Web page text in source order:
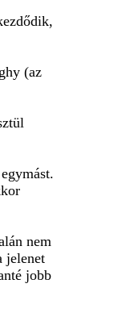
(az
nem
jelenet
jobb